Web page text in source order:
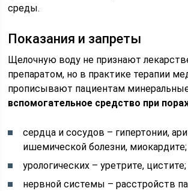
среды.
Показания и запреты
Щелочную воду не признают
препаратом, но в практике терапии
прописывают пациентам
вспомогательное средство при
сердца и сосудов – гипертонии,
ишемической болезни, миокардите;
урологических – уретрите, цистите;
нервной системы – расстройств